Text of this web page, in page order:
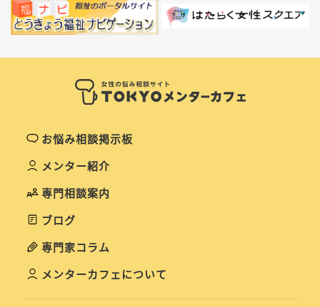
お悩み相談掲示板
メンター紹介
専門相談案内
ブログ
専門家コラム
メンターカフェについて